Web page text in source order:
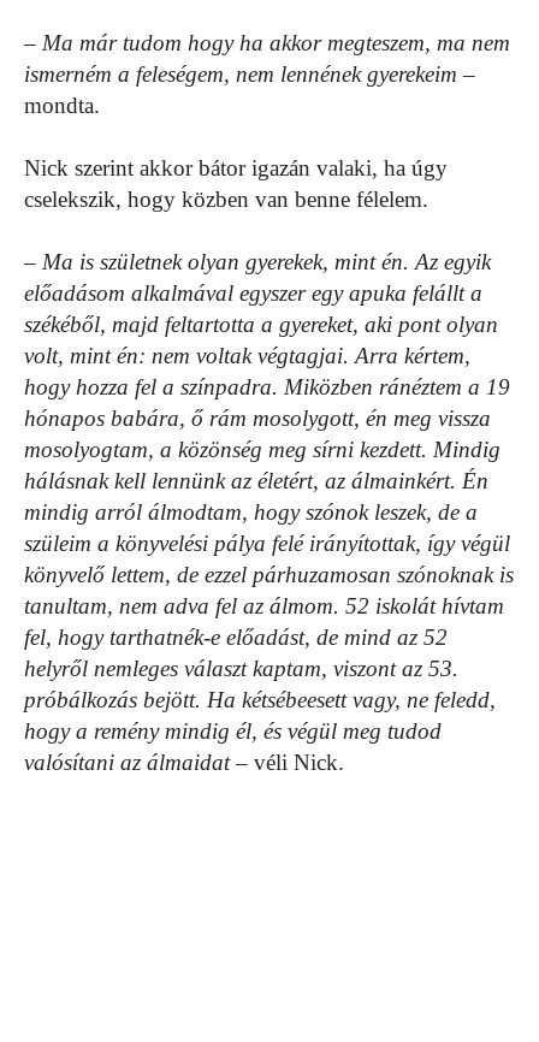
– Ma már tudom hogy ha akkor megteszem, ma nem
ismerném a feleségem, nem lennének gyerekeim –
mondta.
Nick szerint akkor bátor igazán valaki, ha úgy
cselekszik, hogy közben van benne félelem.
– Ma is születnek olyan gyerekek, mint én. Az egyik
előadásom alkalmával egyszer egy apuka felállt a
székéből, majd feltartotta a gyereket, aki pont olyan
volt, mint én: nem voltak végtagjai. Arra kértem,
hogy hozza fel a színpadra. Miközben ránéztem a 19
hónapos babára, ő rám mosolygott, én meg vissza
mosolyogtam, a közönség meg sírni kezdett. Mindig
hálásnak kell lennünk az életért, az álmainkért. Én
mindig arról álmodtam, hogy szónok leszek, de a
szüleim a könyvelési pálya felé irányítottak, így végül
könyvelő lettem, de ezzel párhuzamosan szónoknak is
tanultam, nem adva fel az álmom. 52 iskolát hívtam
fel, hogy tarthatnék-e előadást, de mind az 52
helyről nemleges választ kaptam, viszont az 53.
próbálkozás bejött. Ha kétsébeesett vagy, ne feledd,
hogy a remény mindig él, és végül meg tudod
valósítani az álmaidat– véli Nick.